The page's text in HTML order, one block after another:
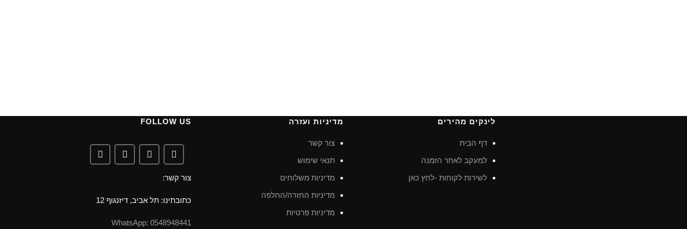
לינקים מהירים
דף הבית
למעקב לאחר הזמנה
לשירות לקוחות -לחץ כאן
מדיניות ועזרה
צור קשר
תנאי שימוש
מדיניות משלוחים
מדיניות החזרה/החלפה
מדיניות פרטיות
FOLLOW US
צור קשר:
כתובתינו: תל אביב, דיזנגוף 12
0548948441 :WhatsApp